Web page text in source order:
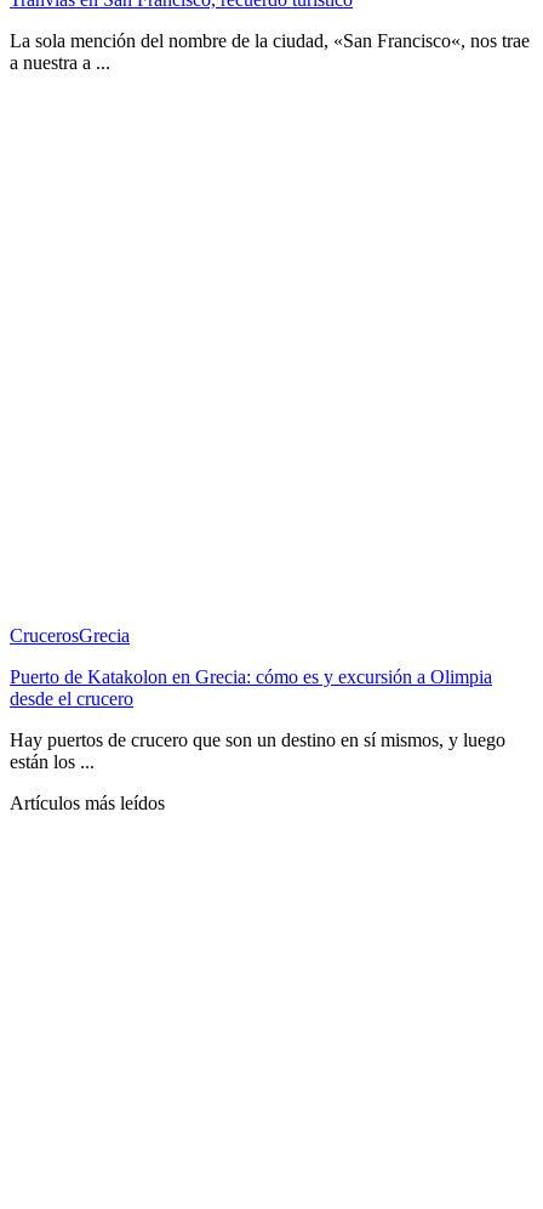
La sola mención del nombre de la ciudad, «San Francisco«, nos trae
a nuestra a ...
CrucerosGrecia
Puerto de Katakolon en Grecia: cómo es y excursión a Olimpia
desde el crucero
Hay puertos de crucero que son un destino en sí mismos, y luego
están los ...
Artículos más leídos